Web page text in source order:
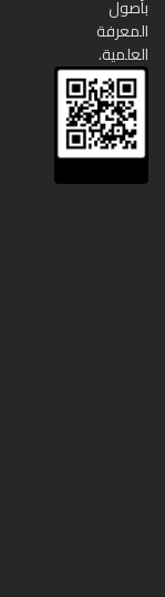
بأصول
المعرفة
العلمية.